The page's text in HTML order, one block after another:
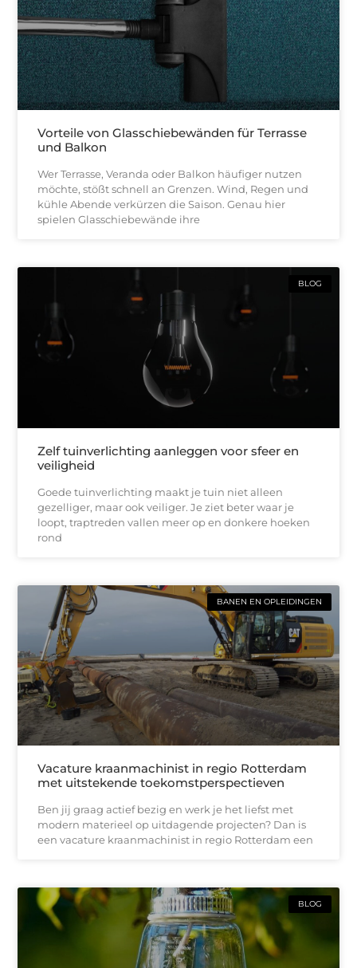
Vorteile von Glasschiebewänden für Terrasse
und Balkon
Wer Terrasse, Veranda oder Balkon häufiger nutzen
möchte, stößt schnell an Grenzen. Wind, Regen und
kühle Abende verkürzen die Saison. Genau hier
spielen Glasschiebewände ihre
BLOG
Zelf tuinverlichting aanleggen voor sfeer en
veiligheid
Goede tuinverlichting maakt je tuin niet alleen
gezelliger, maar ook veiliger. Je ziet beter waar je
loopt, traptreden vallen meer op en donkere hoeken
rond
BANEN EN OPLEIDINGEN
Vacature kraanmachinist in regio Rotterdam
met uitstekende toekomstperspectieven
Ben jij graag actief bezig en werk je het liefst met
modern materieel op uitdagende projecten? Dan is
een vacature kraanmachinist in regio Rotterdam een
BLOG